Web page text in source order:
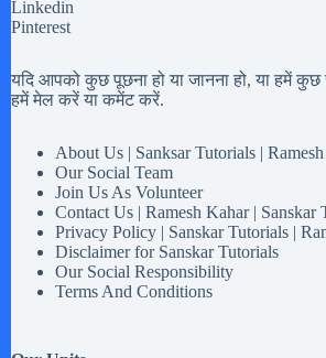
Linkedin
Pinterest
यदि आपको कुछ पूछना हो या जानना हो, या हमें कुछ
हमें मेल करें या कमेंट करें.
About Us | Sanksar Tutorials |
Our Social Team
Join Us As Volunteer
Contact Us | Ramesh Kahar | Sanskar
Privacy Policy | Sanskar Tutorials |
Disclaimer for Sanskar Tutorials
Our Social Responsibility
Terms And Conditions